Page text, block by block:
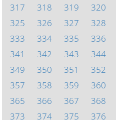
317
318 319 320
325
326 327 328
333
334 335 336
341
342 343 344
349
350 351 352
357
358 359 360
365
366 367 368
373
374 375 376